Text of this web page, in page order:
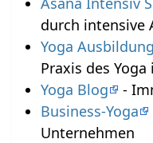
durch intensive
Yoga Ausbildung
Praxis des
Yoga Blog
-
Business-Yoga
Unternehmen